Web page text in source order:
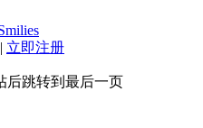
| 立即注册
后跳转到最后一页